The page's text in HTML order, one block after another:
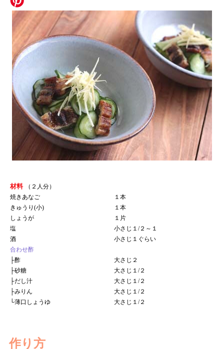
材料
（２人分）
焼きあなご
１本
きゅうり(小)
１本
しょうが
１片
塩
小さじ１/２～１
酒
小さじ１ぐらい
合わせ酢
├酢
大さじ２
├砂糖
大さじ１/２
├だし汁
大さじ１/２
├みりん
大さじ１/２
└薄口しょうゆ 大さじ１/２
作り方